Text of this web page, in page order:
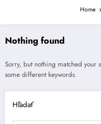
Home
Nothing found
Sorry, but nothing matched your
some different keywords.
Hľadať